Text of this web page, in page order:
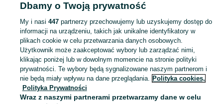
Zobacz Więcej
Maszyny rolnicze mogą ulegać różnym awariom i podlegają naturalnemu
Jakie części do maszyn rolniczych znajdziesz w
Jeśli szukasz sklepu z częściami rolniczymi, jesteś we właściwym miejscu.
Przyczepy i wózki– do przewozu płodów rolnych, nawozów, narzędzi
Osprzęt do ciągników
Siewniki, opryskiwacze i rozrzutniki
Mapa kategorii
Mapa miejscowości
Mapa ministron
Popularne wyszukiwania
Dbamy o Twoją prywatność
My i nasi 447partnerzy przechowujemy lub uzyskujemy dostęp do
informacji na urządzeniu, takich jak unikalne identyfikatory w
plikach cookie w celu przetwarzania danych osobowych.
Użytkownik może zaakceptować wybory lub zarządzać nimi,
klikając poniżej lub w dowolnym momencie na stronie polityki
prywatności. Te wybory będą sygnalizowane naszym partnerom i
nie będą miały wpływu na dane przeglądania. Polityka cookies,
Polityka Prywatności
Wraz z naszymi partnerami przetwarzamy dane w celu